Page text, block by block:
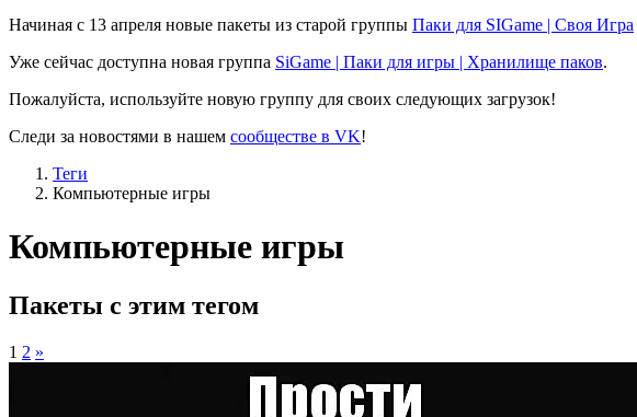
Начиная с 13 апреля новые пакеты из старой группы Паки для SIGame | Своя Игра
Уже сейчас доступна новая группа SiGame | Паки для игры | Хранилище паков.
Пожалуйста, используйте новую группу для своих следующих загрузок!
Следи за новостями в нашем сообществе в VK!
Теги
Компьютерные игры
Компьютерные игры
Пакеты с этим тегом
1 2 »